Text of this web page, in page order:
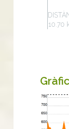
10.70